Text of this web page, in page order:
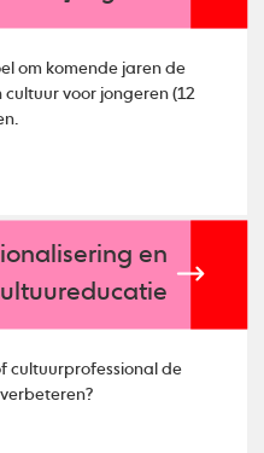
om komende jaren de
voor jongeren (12
en
cultuurprofessional de